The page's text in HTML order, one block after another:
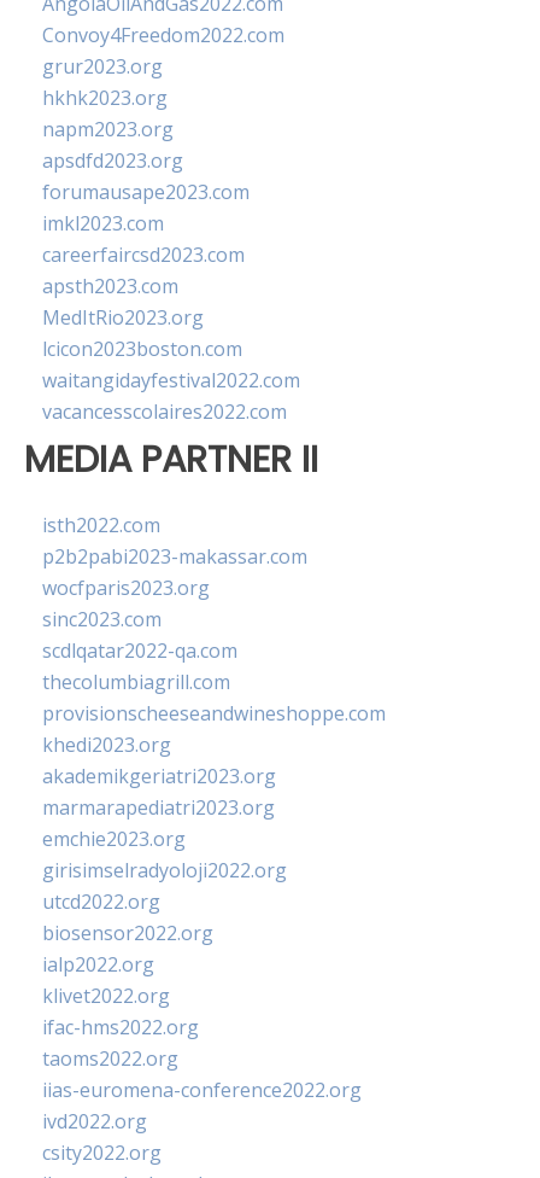
Convoy4Freedom2022.com
grur2023.org
hkhk2023.org
napm2023.org
apsdfd2023.org
forumausape2023.com
imkl2023.com
careerfaircsd2023.com
apsth2023.com
MedItRio2023.org
lcicon2023boston.com
waitangidayfestival2022.com
vacancesscolaires2022.com
MEDIA PARTNER II
isth2022.com
p2b2pabi2023-makassar.com
wocfparis2023.org
sinc2023.com
scdlqatar2022-qa.com
thecolumbiagrill.com
provisionscheeseandwineshoppe.com
khedi2023.org
akademikgeriatri2023.org
marmarapediatri2023.org
emchie2023.org
girisimselradyoloji2022.org
utcd2022.org
biosensor2022.org
ialp2022.org
klivet2022.org
ifac-hms2022.org
taoms2022.org
iias-euromena-conference2022.org
ivd2022.org
csity2022.org